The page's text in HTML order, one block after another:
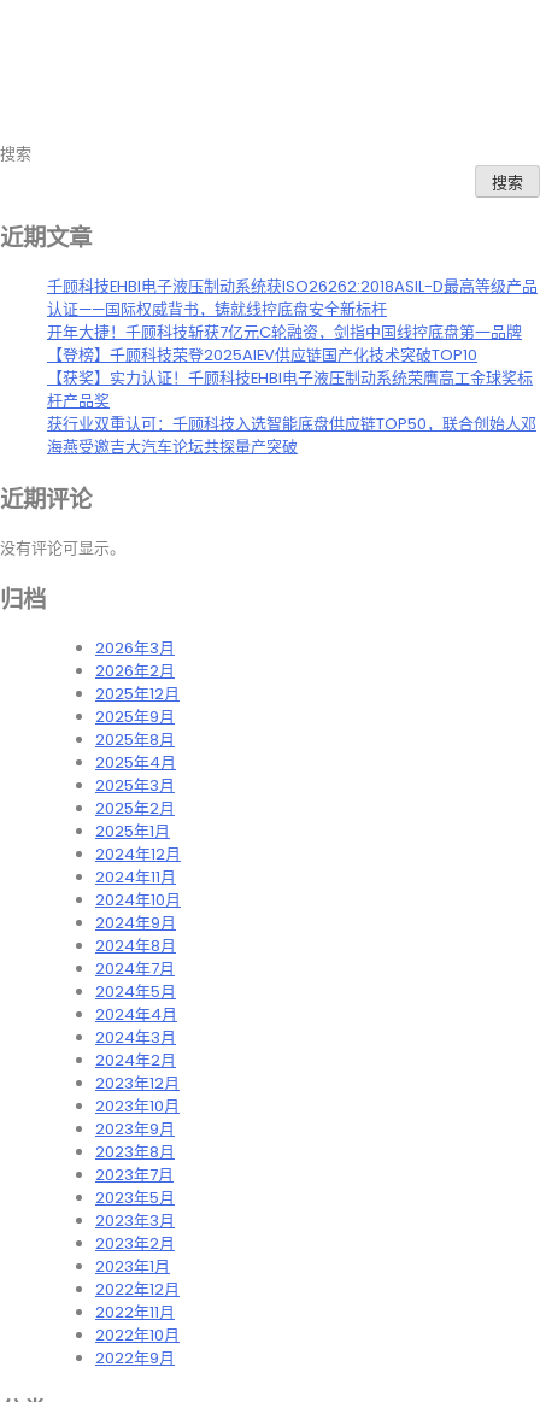
搜索
搜索
近期文章
千顾科技EHBI电子液压制动系统获ISO26262:2018ASIL-D最高等级产品
认证——国际权威背书，铸就线控底盘安全新标杆
开年大捷！千顾科技斩获7亿元C轮融资，剑指中国线控底盘第一品牌
【登榜】千顾科技荣登2025AIEV供应链国产化技术突破TOP10
【获奖】实力认证！千顾科技EHBI电子液压制动系统荣膺高工金球奖标
杆产品奖
获行业双重认可：千顾科技入选智能底盘供应链TOP50，联合创始人邓
海燕受邀吉大汽车论坛共探量产突破
近期评论
没有评论可显示。
归档
2026年3月
2026年2月
2025年12月
2025年9月
2025年8月
2025年4月
2025年3月
2025年2月
2025年1月
2024年12月
2024年11月
2024年10月
2024年9月
2024年8月
2024年7月
2024年5月
2024年4月
2024年3月
2024年2月
2023年12月
2023年10月
2023年9月
2023年8月
2023年7月
2023年5月
2023年3月
2023年2月
2023年1月
2022年12月
2022年11月
2022年10月
2022年9月